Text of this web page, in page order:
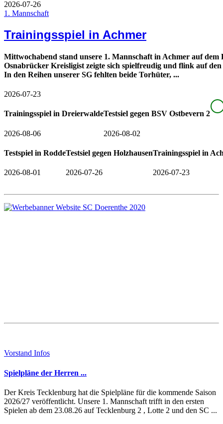
2026-07-26
1. Mannschaft
Trainingsspiel in Achmer
Mittwochabend stand unsere 1. Mannschaft in Achmer auf dem
Osnabrücker Kreisligist zeigte sich spielfreudig und flink auf den
In den Reihen unserer SG fehlten beide Torhüter, ...
2026-07-23
Trainingsspiel in Dreierwalde
2026-08-06
Testsiel gegen BSV Ostbevern 2
2026-08-02
Testspiel in Rodde
2026-08-01
Testsiel gegen Holzhausen
2026-07-26
Trainingsspiel in
2026-07-23
Vorstand Infos
Spielpläne der Herren ...
Der Kreis Tecklenburg hat die Spielpläne für die kommende Saison
2026/27 veröffentlicht. Unsere 1. Mannschaft trifft in den ersten
Spielen ab dem 23.08.26 auf Tecklenburg 2 , Lotte 2 und den SC ...